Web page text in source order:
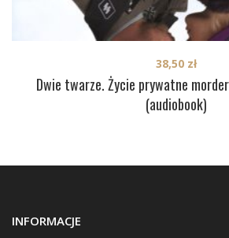
Dwie twarze. Życie prywatne
(audiobook)
38,50 zł
INFORMACJE